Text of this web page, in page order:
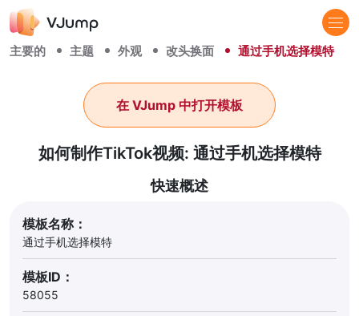
主要的 主题 外观 改头换面 通过手机选择模特
如何制作TikTok视频: 通过手机选择模特
在 VJump 中打开模板
快速概述
模板名称：
通过手机选择模特
模板ID：
58055